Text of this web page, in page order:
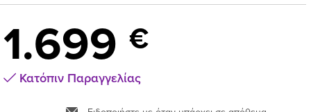
1.699 €
Κατόπιν Παραγγελίας